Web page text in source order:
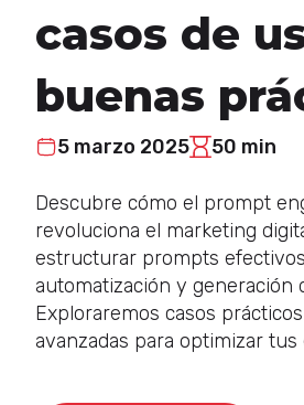
casos de
buenas
5 marzo 2025 50 min
Descubre cómo el prompt
revoluciona el marketing
estructurar prompts
automatización y generación
Exploraremos casos
avanzadas para optimizar tus